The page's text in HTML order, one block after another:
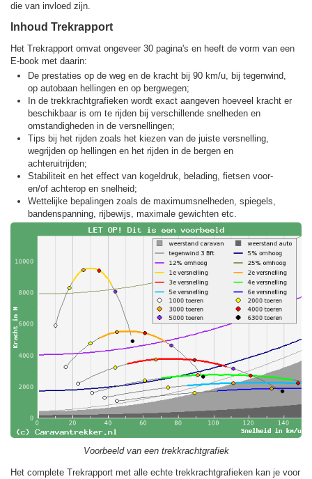
die van invloed zijn.
Inhoud Trekrapport
Het Trekrapport omvat ongeveer 30 pagina's en heeft de vorm van een
E-book met daarin:
De prestaties op de weg en de kracht bij 90 km/u, bij tegenwind,
op autobaan hellingen en op bergwegen;
In de trekkracht­grafieken wordt exact aangeven hoeveel kracht er
beschikbaar is om te rijden bij verschillende snelheden en
omstandigheden in de versnellingen;
Tips bij het rijden zoals het kiezen van de juiste versnelling,
wegrijden op hellingen en het rijden in de bergen en
achteruitrijden;
Stabiliteit en het effect van kogeldruk, belading, fietsen voor-
en/of achterop en snelheid;
Wettelijke bepalingen zoals de maximumsnelheden, spiegels,
bandenspanning, rijbewijs, maximale gewichten etc.
Voorbeeld van een trekkrachtgrafiek
Het complete Trekrapport met alle echte trekkrachtgrafieken kan je voor